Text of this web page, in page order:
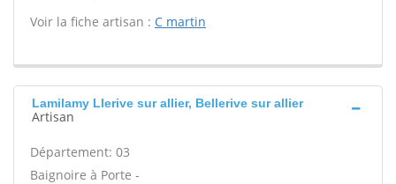
Voir la fiche artisan : C martin
Lamilamy Llerive sur allier, Bellerive sur allier
Artisan
Département: 03
Baignoire à Porte -